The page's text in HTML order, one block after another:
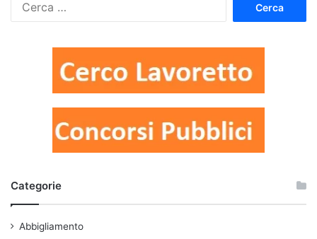
Categorie
Abbigliamento